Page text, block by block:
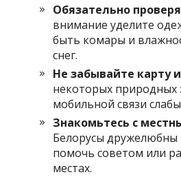
Обязательно
внимание уделите
быть комары и
снег.
Не забывайте карту
некоторых природных
мобильной связи
Знакомьтесь с
Белорусы дружелюбны
помочь советом или
местах.